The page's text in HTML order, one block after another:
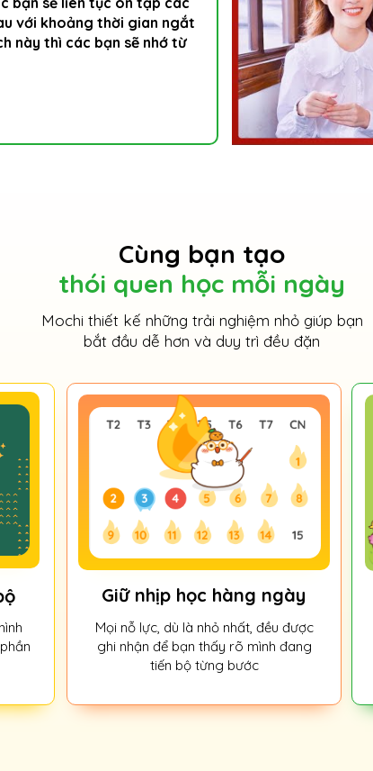
với khoảng thời gian ngắt
này thì các bạn sẽ nhớ từ
Giữ nhịp học hàng ngày
Mọi nỗ lực, dù là nhỏ nhất, đều được
ghi nhận để bạn thấy rõ mình đang
tiến bộ từng bước
Cùng bạn tạo
thói quen học mỗi ngày
Mochi thiết kế những trải nghiệm nhỏ giúp bạn
bắt đầu dễ hơn và duy trì đều đặn